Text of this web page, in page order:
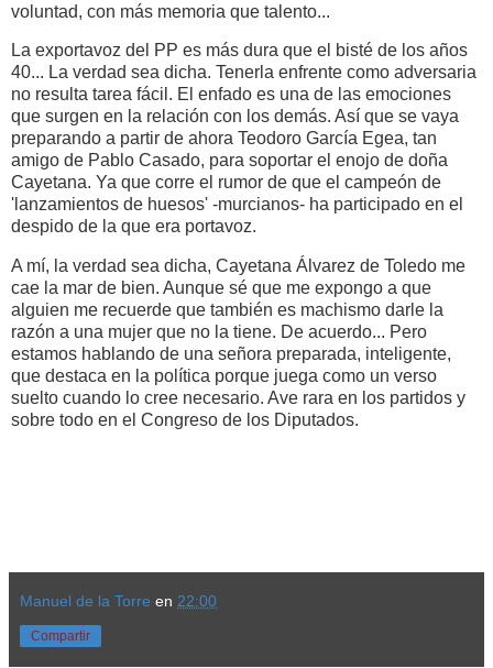
voluntad, con más memoria que talento...
La exportavoz del PP es más dura que el bisté de los años
40... La verdad sea dicha. Tenerla enfrente como adversaria
no resulta tarea fácil. El enfado es una de las emociones
que surgen en la relación con los demás. Así que se vaya
preparando a partir de ahora Teodoro García Egea, tan
amigo de Pablo Casado, para soportar el enojo de doña
Cayetana. Ya que corre el rumor de que el campeón de
'lanzamientos de huesos' -murcianos- ha participado en el
despido de la que era portavoz.
A mí, la verdad sea dicha, Cayetana Álvarez de Toledo me
cae la mar de bien. Aunque sé que me expongo a que
alguien me recuerde que también es machismo darle la
razón a una mujer que no la tiene. De acuerdo... Pero
estamos hablando de una señora preparada, inteligente,
que destaca en la política porque juega como un verso
suelto cuando lo cree necesario. Ave rara en los partidos y
sobre todo en el Congreso de los Diputados.
Manuel de la Torre en 22:00
Compartir